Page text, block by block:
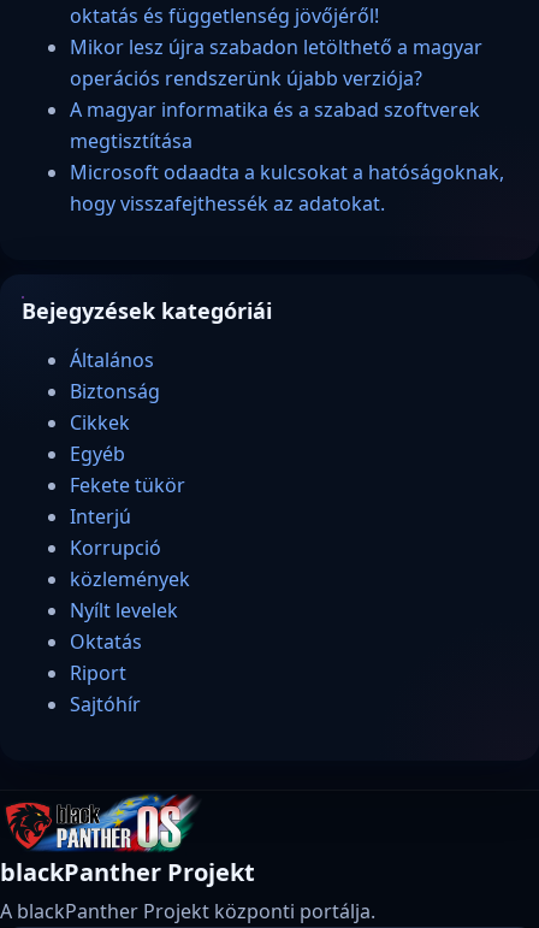
oktatás és függetlenség jövőjéről!
Mikor lesz újra szabadon letölthető a magyar
operációs rendszerünk újabb verziója?
A magyar informatika és a szabad szoftverek
megtisztítása
Microsoft odaadta a kulcsokat a hatóságoknak,
hogy visszafejthessék az adatokat.
Bejegyzések kategóriái
Általános
Biztonság
Cikkek
Egyéb
Fekete tükör
Interjú
Korrupció
közlemények
Nyílt levelek
Oktatás
Riport
Sajtóhír
blackPanther Projekt
A blackPanther Projekt központi portálja.